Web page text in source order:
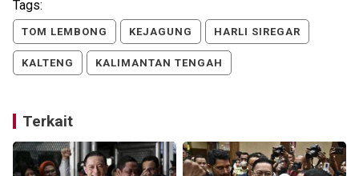
Tags:
TOM LEMBONG KEJAGUNG HARLI SIREGAR
KALTENG KALIMANTAN TENGAH
Terkait